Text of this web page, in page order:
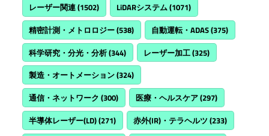
レーザー関連(1502) LiDARシステム(1071)
精密計測・メトロロジー(538) 自動運転・ADAS(375)
科学研究・分光・分析(344) レーザー加工(325)
製造・オートメーション(324)
通信・ネットワーク (300) 医療・ヘルスケア(297)
半導体レーザー(LD)(271) 赤外(IR)・テラヘルツ (233)